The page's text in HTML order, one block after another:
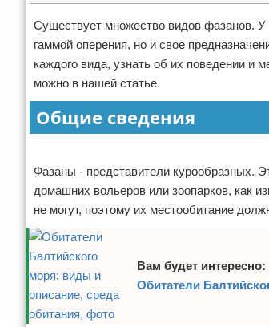
Существует множество видов фазанов.
гаммой оперения, но и свое
каждого вида, узнать об их поведении и
можно в нашей статье.
Общие сведения
Фазаны - представители курообразных.
домашних вольеров или зоопарков, как
не могут, поэтому их местообитание
Вам будет интересно:
Обитатели